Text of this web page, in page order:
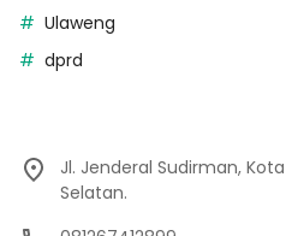
Ulaweng
dprd
Jl. Jenderal Sudirman,
Selatan.